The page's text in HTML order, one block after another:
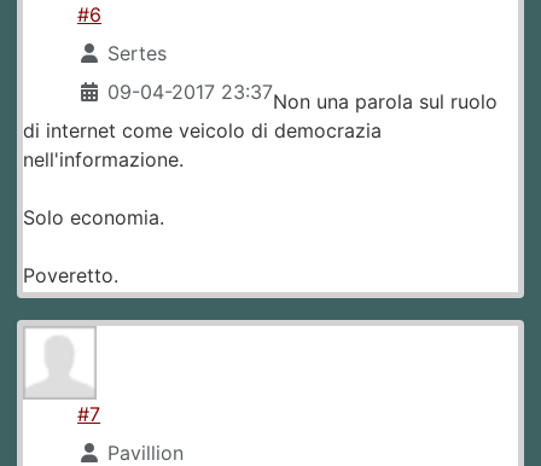
#6
Sertes
09-04-2017 23:37Non una parola sul ruolo
di internet come veicolo di democrazia
nell'informazione.
Solo economia.
Poveretto.
#7
Pavillion